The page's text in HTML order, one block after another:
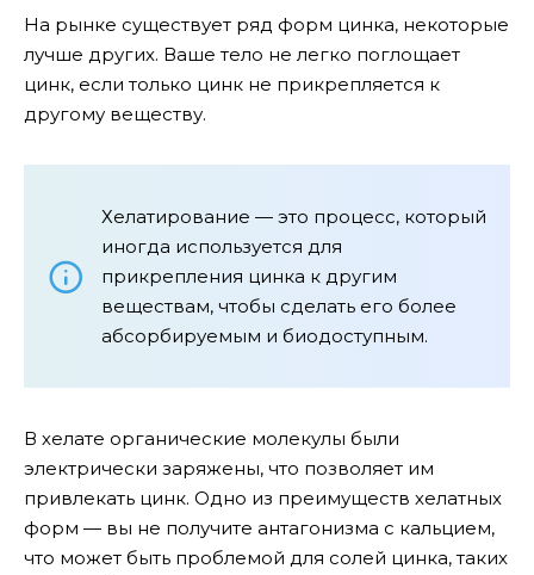
На рынке существует ряд форм цинка, некоторые
лучше других. Ваше тело не легко поглощает
цинк, если только цинк не прикрепляется к
другому веществу.
Хелатирование — это процесс, который
иногда используется для
прикрепления цинка к другим
веществам, чтобы сделать его более
абсорбируемым и биодоступным.
В хелате органические молекулы были
электрически заряжены, что позволяет им
привлекать цинк. Одно из преимуществ хелатных
форм — вы не получите антагонизма с кальцием,
что может быть проблемой для солей цинка, таких